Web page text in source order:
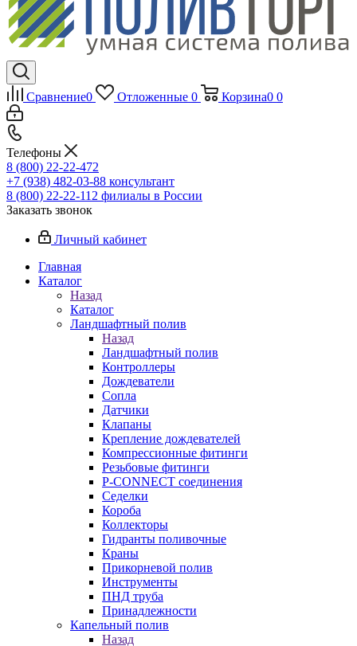
Сравнение0 Отложенные 0 Корзина0 0
Телефоны
8 (800) 22-22-472
+7 (938) 482-03-88 консультант
8 (800) 22-22-112 филиалы в России
Заказать звонок
Личный кабинет
Главная
Каталог
Назад
Каталог
Ландшафтный полив
Назад
Ландшафтный полив
Контроллеры
Дождеватели
Сопла
Датчики
Клапаны
Крепление дождевателей
Компрессионные фитинги
Резьбовые фитинги
P-CONNECT соединения
Седелки
Короба
Коллекторы
Гидранты поливочные
Краны
Прикорневой полив
Инструменты
ПНД труба
Принадлежности
Капельный полив
Назад